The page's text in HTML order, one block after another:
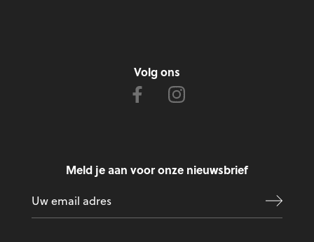
Volg ons
Meld je aan voor onze nieuwsbrief